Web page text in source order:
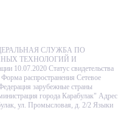
СЛУЖБА ПО
ТЕХНОЛОГИЙ И
Статус свидетельства
распространения Сетевое
зарубежные страны
города Карабулак" Адрес
ул. Промысловая, д. 2/2 Языки